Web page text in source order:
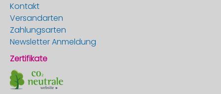
Kontakt
Versandarten
Zahlungsarten
Newsletter Anmeldung
Zertifikate